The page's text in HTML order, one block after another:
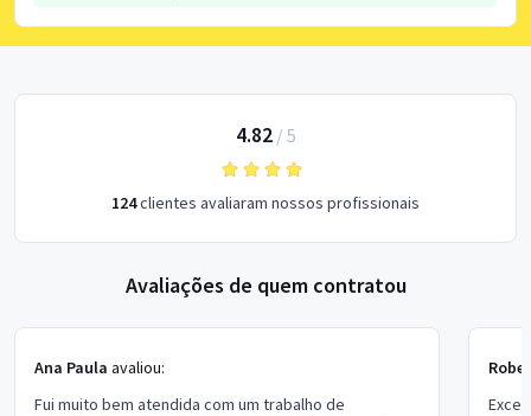
4.82/ 5
124clientes avaliaram nossos profissionais
Avaliações de quem contratou
Ana Paula avaliou:
Fui muito bem atendida com um trabalho de